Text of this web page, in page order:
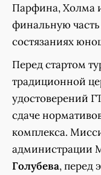
Парфина, Холма
финальную
состязаниях
Перед стартом
традиционной
удостоверений
сдаче
комплекса.
администрации
Голубева, перед